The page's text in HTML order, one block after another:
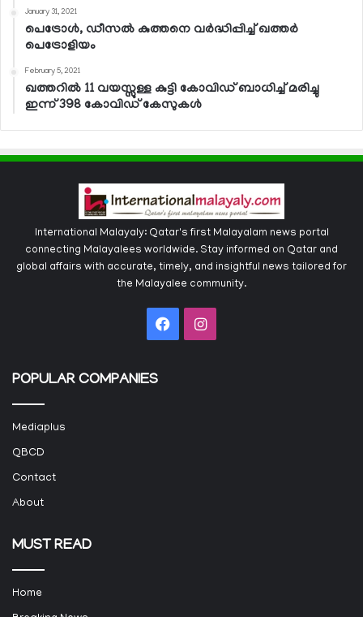
January 31, 2021
പെട്രോള്‍, ഡീസല്‍ കുത്തനെ വര്‍ദ്ധിപ്പിച്ച് ഖത്തര്‍
പെട്രോളിയം
February 5, 2021
ഖത്തറില്‍ 11 വയസ്സുള്ള കുട്ടി കോവിഡ് ബാധിച്ച് മരിച്ചു
ഇന്ന് 398 കോവിഡ് കേസുകള്‍
International Malayaly: Qatar's first Malayalam news portal
connecting Malayalees worldwide. Stay informed on Qatar and
global affairs with accurate, timely, and insightful news tailored for
the Malayalee community.
FacebookInstagram
POPULAR COMPANIES
Mediaplus
QBCD
Contact
About
MUST READ
Home